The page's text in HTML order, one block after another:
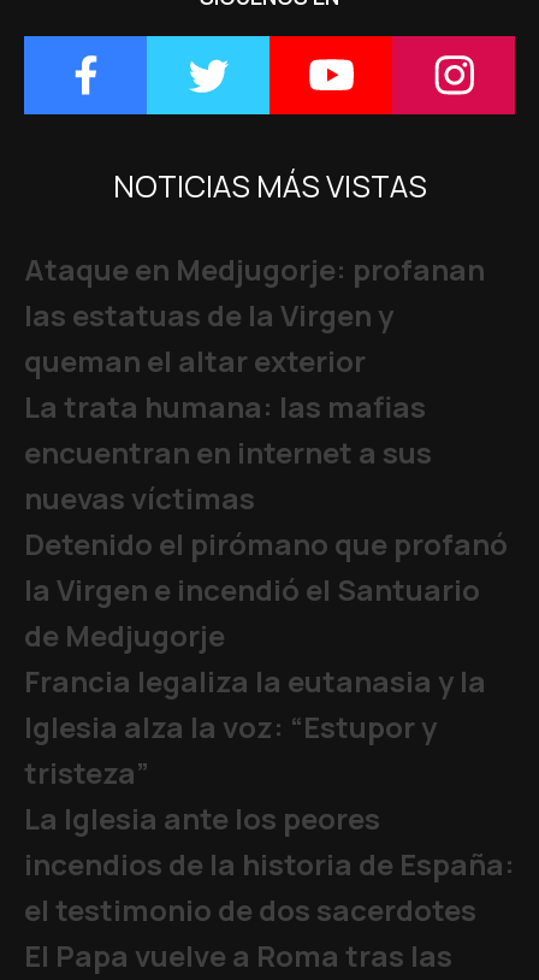
NOTICIAS MÁS VISTAS
Ataque en Medjugorje: profanan
las estatuas de la Virgen y
queman el altar exterior
La trata humana: las mafias
encuentran en internet a sus
nuevas víctimas
Detenido el pirómano que profanó
la Virgen e incendió el Santuario
de Medjugorje
Francia legaliza la eutanasia y la
Iglesia alza la voz: “Estupor y
tristeza”
La Iglesia ante los peores
incendios de la historia de España:
el testimonio de dos sacerdotes
El Papa vuelve a Roma tras las